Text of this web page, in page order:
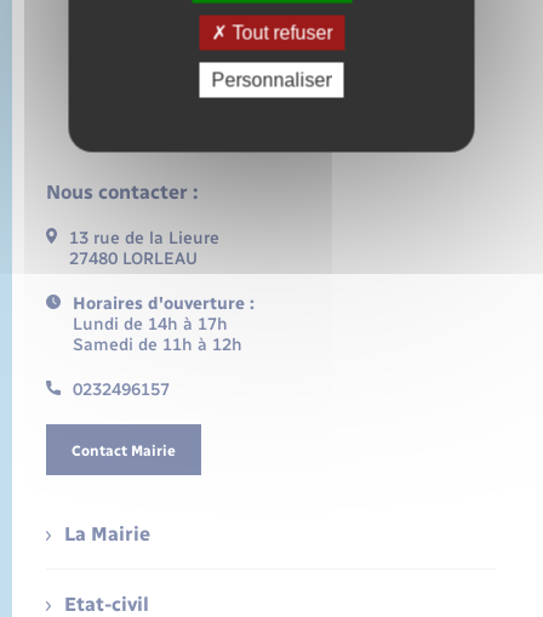
Nous contacter :
13 rue de la Lieure
27480 LORLEAU
Horaires d'ouverture :
Lundi de 14h à 17h
Samedi de 11h à 12h
0232496157
Contact Mairie
La Mairie
Etat-civil
Tout refuser
Personnaliser